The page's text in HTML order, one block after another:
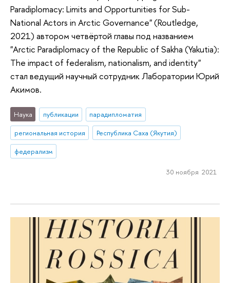
Paradiplomacy: Limits and Opportunities for Sub-
National Actors in Arctic Governance" (Routledge,
2021) автором четвёртой главы под названием
"Arctic Paradiplomacy of the Republic of Sakha (Yakutia):
The impact of federalism, nationalism, and identity"
стал ведущий научный сотрудник Лаборатории Юрий
Акимов.
Наука публикации
парадипломатия
региональная история
Республика Саха (Якутия)
федерализм
30 ноября 2021